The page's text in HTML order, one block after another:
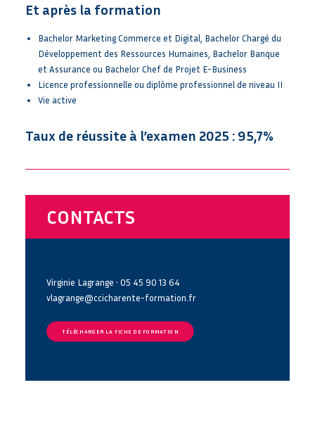
Et après la formation
Bachelor Marketing Commerce et Digital, Bachelor Chargé du
Développement des Ressources Humaines, Bachelor Banque
et Assurance ou Bachelor Chef de Projet E-Business
Licence professionnelle ou diplôme professionnel de niveau II
Vie active
Taux de réussite à l’examen 2025 : 95,7%
CONTACTS
Virginie Lagrange • 05 45 90 13 64
vlagrange@ccicharente-formation.fr
TÉLÉCHARGER LA FICHE DE FORMATION